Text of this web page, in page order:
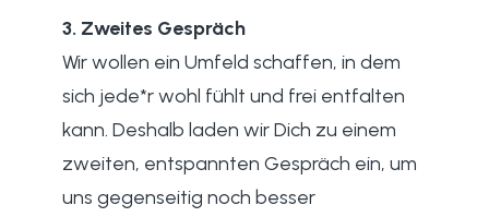
3. Zweites Gespräch
Wir wollen ein Umfeld schaffen, in dem
sich jede*r wohl fühlt und frei entfalten
kann. Deshalb laden wir Dich zu einem
zweiten, entspannten Gespräch ein, um
uns gegenseitig noch besser